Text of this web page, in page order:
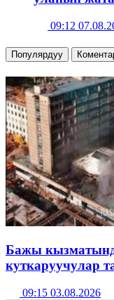
09:12
Популярдуу
Бажы
куткаруучулар
09:15 03.08.2026